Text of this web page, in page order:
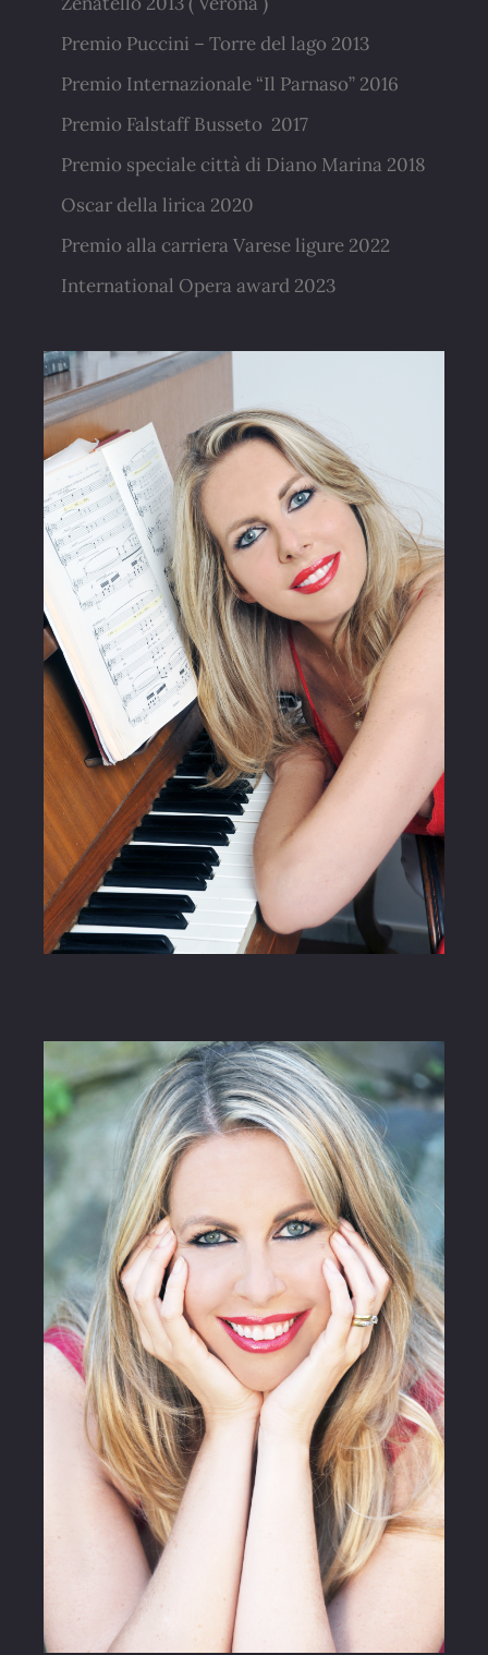
Premio Puccini – Torre del lago 2013
Premio Internazionale “Il Parnaso” 2016
Premio Falstaff Busseto 2017
Premio speciale città di Diano Marina 2018
Oscar della lirica 2020
Premio alla carriera Varese ligure 2022
International Opera award 2023